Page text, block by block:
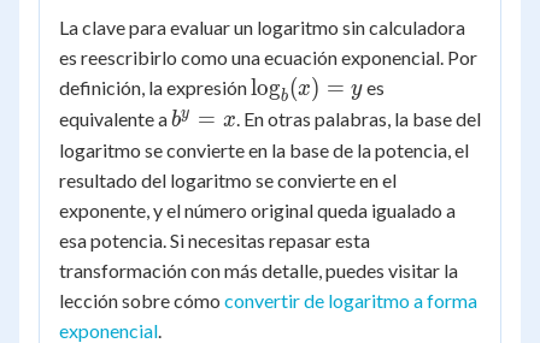
La clave para evaluar un logaritmo sin calculadora
es reescribirlo como una ecuación exponencial. Por
definición, la expresión\log_b(x)
= y
logb(x) = yes
equivalente ab^y
= x
by = x. En otras palabras, la base del
logaritmo se convierte en la base de la potencia, el
resultado del logaritmo se convierte en el
exponente, y el número original queda igualado a
esa potencia. Si necesitas repasar esta
transformación con más detalle, puedes visitar la
lección sobre cómo convertir de logaritmo a forma
exponencial.